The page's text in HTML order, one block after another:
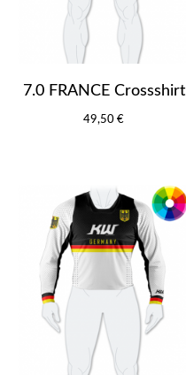
7.0 FRANCE Crossshirt
49,50 €